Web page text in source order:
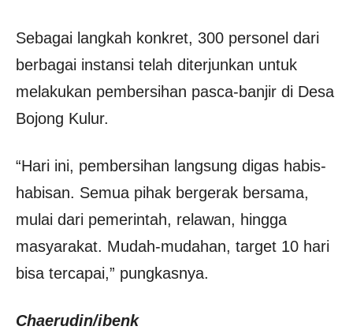
Sebagai langkah konkret, 300 personel dari
berbagai instansi telah diterjunkan untuk
melakukan pembersihan pasca-banjir di Desa
Bojong Kulur.
“Hari ini, pembersihan langsung digas habis-
habisan. Semua pihak bergerak bersama,
mulai dari pemerintah, relawan, hingga
masyarakat. Mudah-mudahan, target 10 hari
bisa tercapai,” pungkasnya.
Chaerudin/ibenk